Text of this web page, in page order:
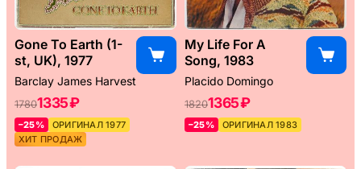
Gone To Earth (1-
st, UK), 1977
Barclay James Harvest
17801335 ₽
–25%
ОРИГИНАЛ 1977
ХИТ ПРОДАЖ
My Life For A
Song, 1983
Placido Domingo
18201365 ₽
–25% ОРИГИНАЛ 1983